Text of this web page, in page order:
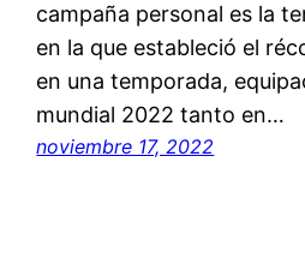
campaña personal es la
en la que estableció el
en una temporada,
mundial 2022 tanto en…
noviembre 17, 2022